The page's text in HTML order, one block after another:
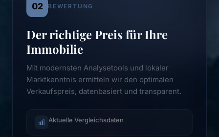
02 BEWERTUNG
Der richtige Preis für Ihre
Immobilie
Mit modernsten Analysetools und lokaler
Marktkenntnis ermitteln wir den optimalen
Verkaufspreis, datenbasiert und transparent.
Aktuelle Vergleichsdaten